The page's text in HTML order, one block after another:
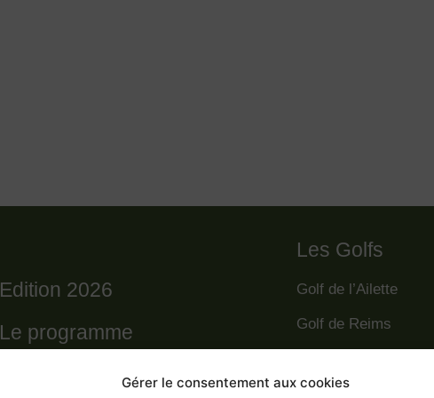
Gérer le consentement aux cookies
Edition 2026
Le programme
Les Golfs
Golf de l’Ailette
Golf de Reims
Golf des Poursaudes